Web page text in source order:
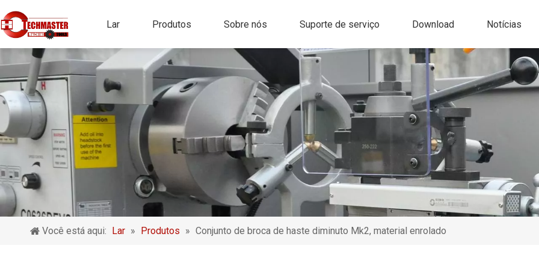
Lar Produtos Sobre nós Suporte de serviço Download Notícias
Você está aqui: Lar » Produtos » Conjunto de broca de haste diminuto Mk2, material enrolado